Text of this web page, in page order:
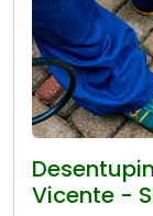
Vicente -